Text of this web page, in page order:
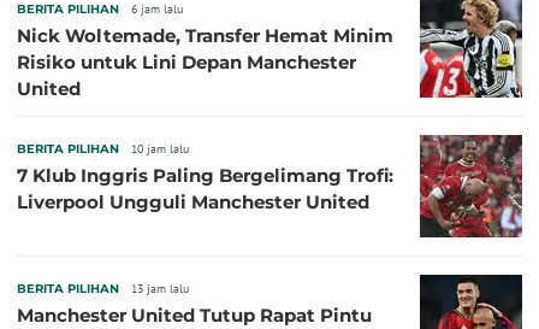
BERITA PILIHAN 6 jam lalu
Nick Woltemade, Transfer Hemat Minim
Risiko untuk Lini Depan Manchester
United
BERITA PILIHAN 10 jam lalu
7 Klub Inggris Paling Bergelimang Trofi:
Liverpool Ungguli Manchester United
BERITA PILIHAN 13 jam lalu
Manchester United Tutup Rapat Pintu